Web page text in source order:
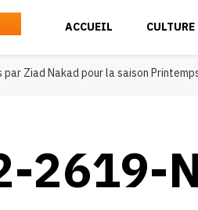
ACCUEIL CULTURE
Ziad Nakad pour la saison
2619-